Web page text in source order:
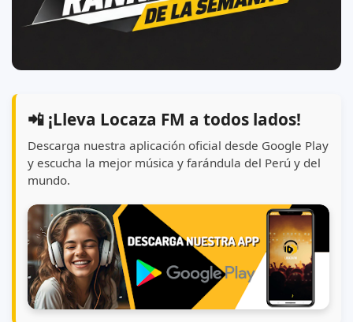
📲 ¡Lleva Locaza FM a todos lados!
Descarga nuestra aplicación oficial desde Google Play
y escucha la mejor música y farándula del Perú y del
mundo.